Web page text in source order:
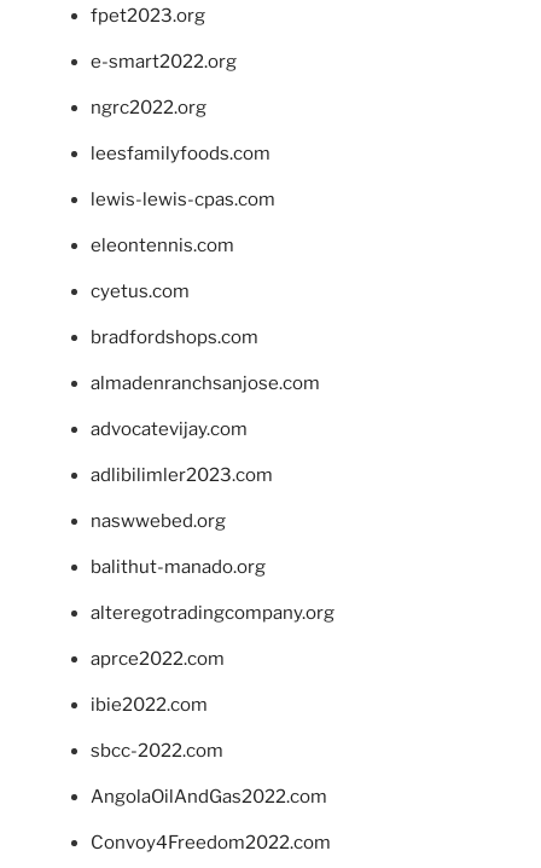
fpet2023.org
e-smart2022.org
ngrc2022.org
leesfamilyfoods.com
lewis-lewis-cpas.com
eleontennis.com
cyetus.com
bradfordshops.com
almadenranchsanjose.com
advocatevijay.com
adlibilimler2023.com
naswwebed.org
balithut-manado.org
alteregotradingcompany.org
aprce2022.com
ibie2022.com
sbcc-2022.com
AngolaOilAndGas2022.com
Convoy4Freedom2022.com